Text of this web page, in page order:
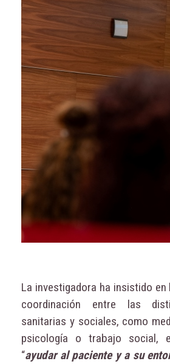
La investigadora ha insistido en
coordinación entre las
sanitarias y sociales, como
psicología o trabajo social,
“ayudar al paciente y a su